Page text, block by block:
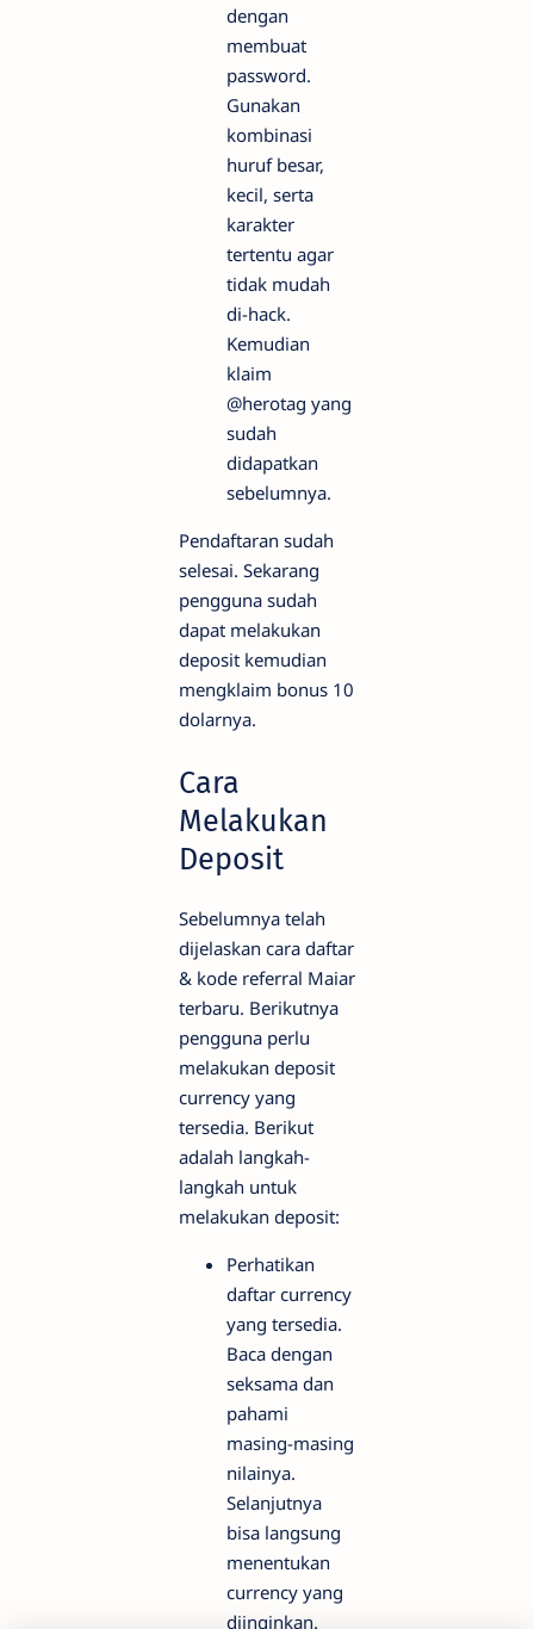
dengan
membuat
password.
Gunakan
kombinasi
huruf besar,
kecil, serta
karakter
tertentu agar
tidak mudah
di-hack.
Kemudian
klaim
@herotag yang
sudah
didapatkan
sebelumnya.
Pendaftaran sudah
selesai. Sekarang
pengguna sudah
dapat melakukan
deposit kemudian
mengklaim bonus 10
dolarnya.
Cara
Melakukan
Deposit
Sebelumnya telah
dijelaskan cara daftar
& kode referral Maiar
terbaru. Berikutnya
pengguna perlu
melakukan deposit
currency yang
tersedia. Berikut
adalah langkah-
langkah untuk
melakukan deposit:
Perhatikan
daftar currency
yang tersedia.
Baca dengan
seksama dan
pahami
masing-masing
nilainya.
Selanjutnya
bisa langsung
menentukan
currency yang
diinginkan.